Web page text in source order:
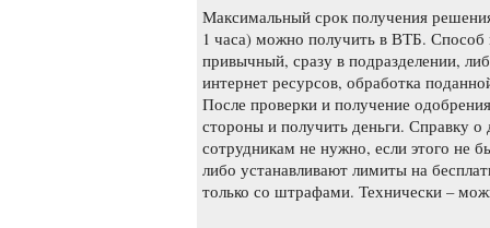
Максимальный срок получения
1 часа) можно получить в ВТБ.
привычный, сразу в подразделении,
интернет ресурсов, обработка
После проверки и получение
стороны и получить деньги. Справку
сотрудникам не нужно, если этого не
либо устанавливают лимиты на
только со штрафами. Технически –